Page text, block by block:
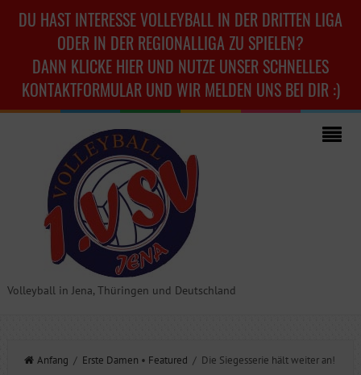
DU HAST INTERESSE VOLLEYBALL IN DER DRITTEN LIGA
ODER IN DER REGIONALLIGA ZU SPIELEN?
DANN KLICKE HIER UND NUTZE UNSER SCHNELLES
KONTAKTFORMULAR UND WIR MELDEN UNS BEI DIR :)
Volleyball in Jena, Thüringen und Deutschland
Anfang / Erste Damen • Featured / Die Siegesserie hält weiter an!